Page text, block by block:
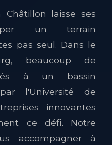
laisse ses
un terrain
pas seul. Dans le
beaucoup de
à un bassin
l'Université de
innovantes
ce défi. Notre
accompagner à